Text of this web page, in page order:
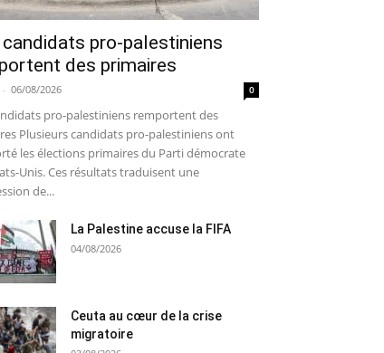
candidats pro-palestiniens
des primaires
- 06/08/2026 0
pro-palestiniens remportent des
Plusieurs candidats pro-palestiniens ont
les élections primaires du Parti démocrate
Unis. Ces résultats traduisent une
de...
La Palestine accuse la FIFA
04/08/2026
Ceuta au cœur de la crise
migratoire